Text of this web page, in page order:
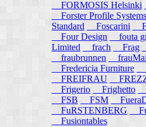
FORMOSIS Helsinki
Forster Profile Systems
Standard
Foscarini
Four Design
fouta
Limited
frach Frag
fraubrunnen
Fredericia Furniture
FREIFRAU
Frigerio
Frighetto
FSB
FSM
FuRSTENBERG
Fusiontables